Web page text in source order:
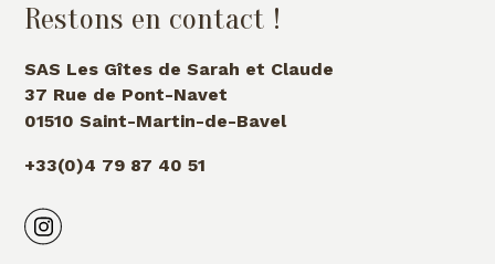
Restons en contact !
SAS Les Gîtes de Sarah et Claude
37 Rue de Pont-Navet
01510 Saint-Martin-de-Bavel
+33(0)4 79 87 40 51